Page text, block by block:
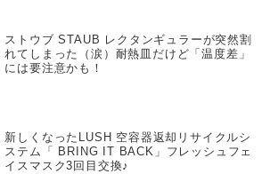
ストウブ STAUB レクタンギュラーが突然割
れてしまった（涙）耐熱皿だけど「温度差」
には要注意かも！
新しくなったLUSH 空容器返却リサイクルシ
ステム「 BRING IT BACK」フレッシュフェ
イスマスク3回目交換♪